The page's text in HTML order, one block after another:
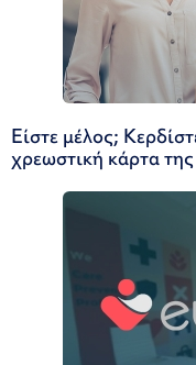
Είστε μέλος;
χρεωστική κάρτα